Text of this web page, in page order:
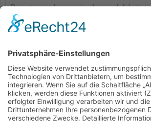
Bewertungen lesen, schreiben und
Kunden haben sich ebenfalls angesehen
Service Hotline
Shop Service
Informationen